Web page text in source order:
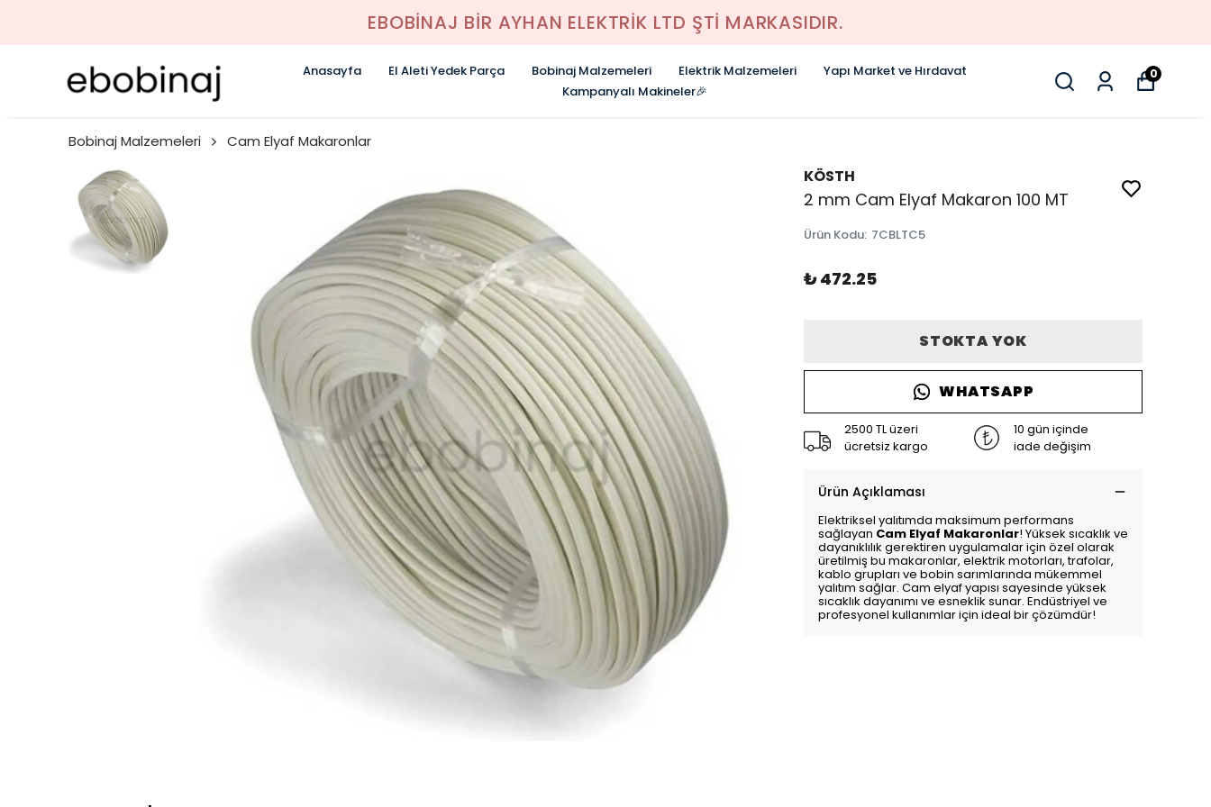
EBOBİNAJ BİR AYHAN ELEKTRİK LTD ŞTİ MARKASIDIR.
Anasayfa El Aleti Yedek Parça Bobinaj Malzemeleri Elektrik Malzemeleri
Yapı Market ve Hırdavat
Kampanyalı Makineler🎉
0
Bobinaj Malzemeleri Cam Elyaf Makaronlar
KÖSTH
2 mm Cam Elyaf Makaron 100 MT
Ürün Kodu: 7CBLTC5
₺ 472.25
STOKTA YOK
WHATSAPP
2500 TL üzeri
ücretsiz kargo
10 gün içinde
iade değişim
Ürün Açıklaması
Elektriksel yalıtımda maksimum performans
sağlayan Cam Elyaf Makaronlar! Yüksek sıcaklık ve
dayanıklılık gerektiren uygulamalar için özel olarak
üretilmiş bu makaronlar, elektrik motorları, trafolar,
kablo grupları ve bobin sarımlarında mükemmel
yalıtım sağlar. Cam elyaf yapısı sayesinde yüksek
sıcaklık dayanımı ve esneklik sunar. Endüstriyel ve
profesyonel kullanımlar için ideal bir çözümdür!